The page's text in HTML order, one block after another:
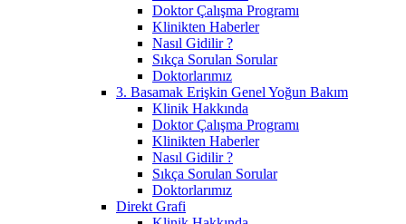
Doktor Çalışma Programı
Klinikten Haberler
Nasıl Gidilir ?
Sıkça Sorulan Sorular
Doktorlarımız
3. Basamak Erişkin Genel Yoğun Bakım
Klinik Hakkında
Doktor Çalışma Programı
Klinikten Haberler
Nasıl Gidilir ?
Sıkça Sorulan Sorular
Doktorlarımız
Direkt Grafi